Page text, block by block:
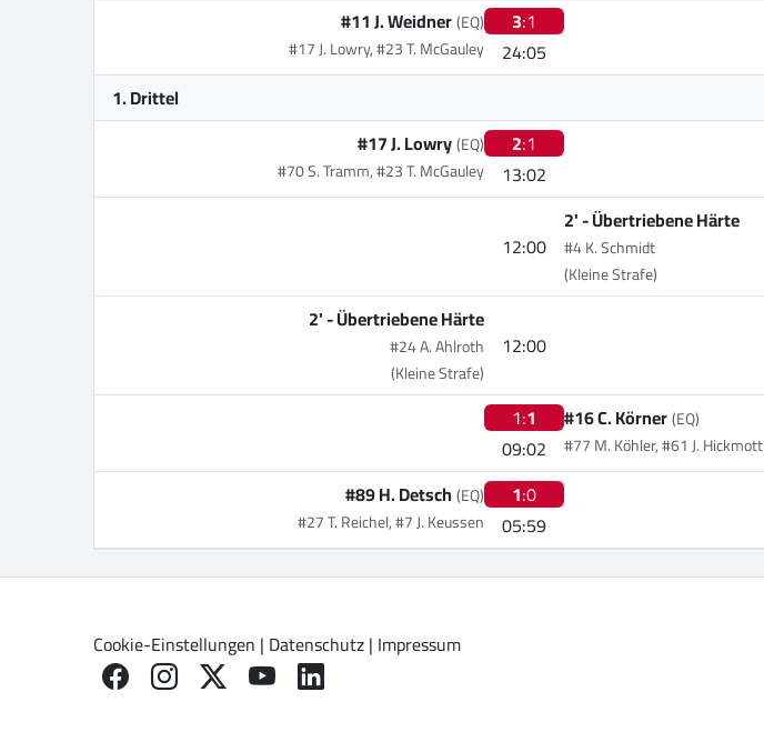
3:1
24:05
#11 J. Weidner(EQ)
#17 J. Lowry, #23 T. McGauley
1. Drittel
2:1
13:02
#17 J. Lowry(EQ)
#70 S. Tramm, #23 T. McGauley
12:00
2' -Übertriebene Härte
#4 K. Schmidt
(Kleine Strafe)
12:00
2' -Übertriebene Härte
#24 A. Ahlroth
(Kleine Strafe)
1:1
09:02
#16 C. Körner(EQ)
#77 M. Köhler, #61 J. Hickmott
1:0
05:59
#89 H. Detsch(EQ)
#27 T. Reichel, #7 J. Keussen
Cookie-Einstellungen | Datenschutz| Impressum